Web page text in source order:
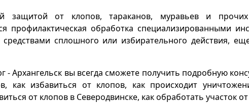
защитой от клопов, тараканов, муравьев и прочих
профилактическая обработка специализированными
средствами сплошного или избирательного действия,
- Архангельск вы всегда сможете получить подробную
как избавиться от клопов, как происходит
от клопов в Северодвинске, как обработать участок